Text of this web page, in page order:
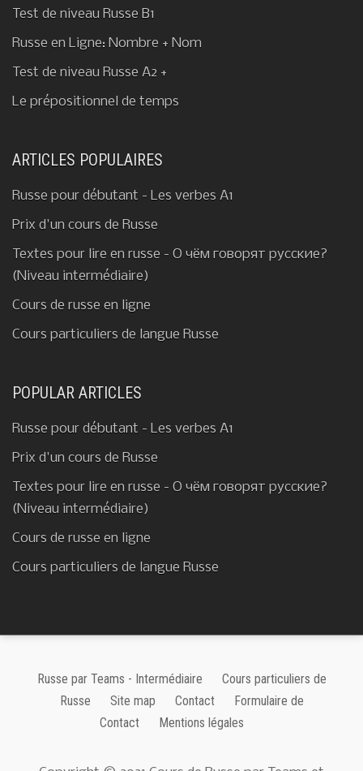
Test de niveau Russe B1
Russe en Ligne: Nombre + Nom
Test de niveau Russe A2 +
Le prépositionnel de temps
ARTICLES POPULAIRES
Russe pour débutant - Les verbes A1
Prix d'un cours de Russe
Textes pour lire en russe - О чём говорят русские?
(Niveau intermédiaire)
Cours de russe en ligne
Cours particuliers de langue Russe
POPULAR ARTICLES
Russe pour débutant - Les verbes A1
Prix d'un cours de Russe
Textes pour lire en russe - О чём говорят русские?
(Niveau intermédiaire)
Cours de russe en ligne
Cours particuliers de langue Russe
Russe par Teams - Intermédiaire
Cours particuliers de
Russe
Site map Contact
Formulaire de
Contact
Mentions légales